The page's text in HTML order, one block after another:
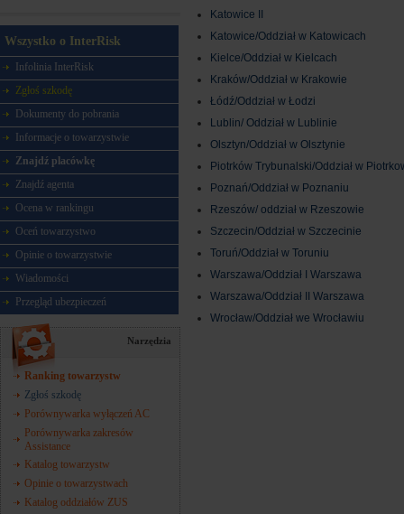
Wszystko o InterRisk
Infolinia InterRisk
Zgłoś szkodę
Dokumenty do pobrania
Informacje o towarzystwie
Znajdź placówkę
Znajdź agenta
Ocena w rankingu
Oceń towarzystwo
Opinie o towarzystwie
Wiadomości
Przegląd ubezpieczeń
Narzędzia
Ranking towarzystw
Zgłoś szkodę
Porównywarka wyłączeń AC
Porównywarka zakresów
Assistance
Katalog towarzystw
Opinie o towarzystwach
Katalog oddziałów ZUS
Katowice II
Katowice/Oddział w Katowicach
Kielce/Oddział w Kielcach
Kraków/Oddział w Krakowie
Łódź/Oddział w Łodzi
Lublin/ Oddział w Lublinie
Olsztyn/Oddział w Olsztynie
Piotrków Trybunalski/Oddział w
Poznań/Oddział w Poznaniu
Rzeszów/ oddział w Rzeszowie
Szczecin/Oddział w Szczecinie
Toruń/Oddział w Toruniu
Warszawa/Oddział I Warszawa
Warszawa/Oddział II Warszawa
Wrocław/Oddział we Wrocławiu